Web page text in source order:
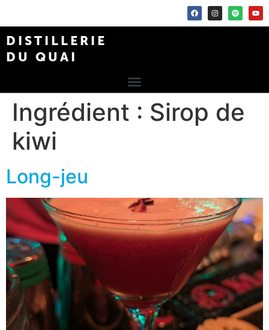
DISTILLERIE
DU QUAI
Ingrédient : Sirop de
kiwi
Long-jeu